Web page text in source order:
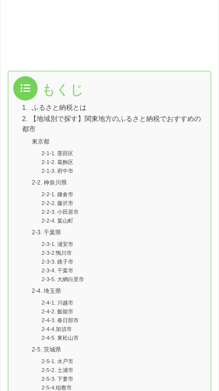
もくじ
1. ふるさと納税とは
2. 【地域別で探す】関東地方のふるさと納税でおすすめの
都市
東京都
2-1-1. 墨田区
2-1-2. 葛飾区
2-1-3. 府中市
2-2. 神奈川県
2-2-1. 鎌倉市
2-2-2. 藤沢市
2-2-3. 小田原市
2-2-4. 葉山町
2-3. 千葉県
2-3-1. 浦安市
2-3-2.鴨川市
2-3-3. 銚子市
2-3-4. 千葉市
2-3-5. 大網白里市
2-4. 埼玉県
2-4-1. 川越市
2-4-2. 飯能市
2-4-3. 春日部市
2-4-4.加須市
2-4-5. 東松山市
2-5. 茨城県
2-5-1. 水戸市
2-5-2. 土浦市
2-5-3. 下妻市
2-5-4.稲敷市